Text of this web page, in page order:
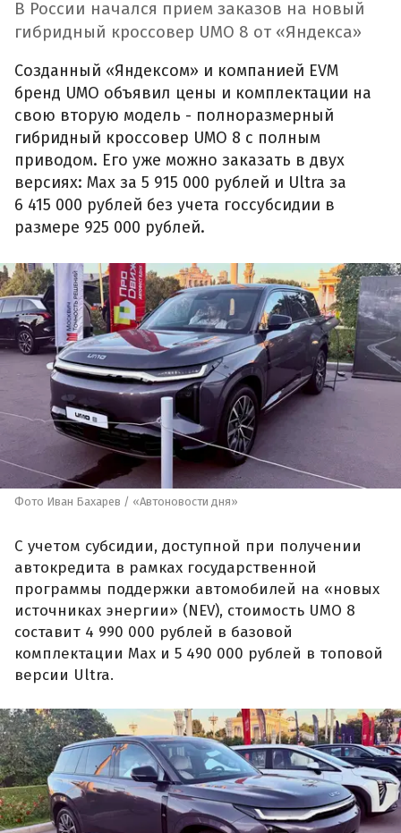
В России начался прием заказов на новый
гибридный кроссовер UMO 8 от «Яндекса»
Созданный «Яндексом» и компанией EVM
бренд UMO объявил цены и комплектации на
свою вторую модель - полноразмерный
гибридный кроссовер UMO 8 с полным
приводом. Его уже можно заказать в двух
версиях: Max за 5 915 000 рублей и Ultra за
6 415 000 рублей без учета госсубсидии в
размере 925 000 рублей.
Фото Иван Бахарев / «Автоновости дня»
С учетом субсидии, доступной при получении
автокредита в рамках государственной
программы поддержки автомобилей на «новых
источниках энергии» (NEV), стоимость UMO 8
составит 4 990 000 рублей в базовой
комплектации Max и 5 490 000 рублей в топовой
версии Ultra.